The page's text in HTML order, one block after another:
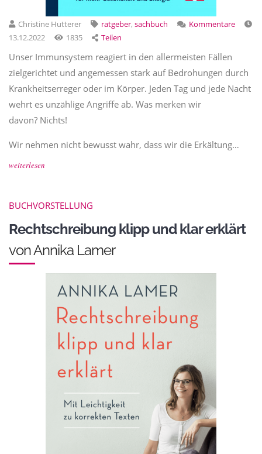
Christine Hutterer ratgeber, sachbuch
Kommentare
13.12.2022
1835 Teilen
Unser Immunsystem reagiert in den allermeisten Fällen
zielgerichtet und angemessen stark auf Bedrohungen durch
Krankheitserreger oder im Körper. Jeden Tag und jede Nacht
wehrt es unzählige Angriffe ab. Was merken wir
davon? Nichts!
Wir nehmen nicht bewusst wahr, dass wir die Erkältung…
weiterlesen
BUCHVORSTELLUNG
Rechtschreibung klipp und klar erklärt
von Annika Lamer